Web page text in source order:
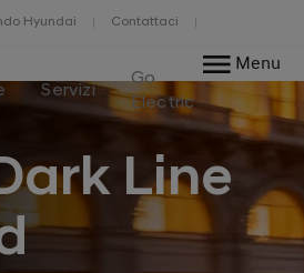
Hyundai Contattaci
Servizi
Go
Electric
Menu
Line